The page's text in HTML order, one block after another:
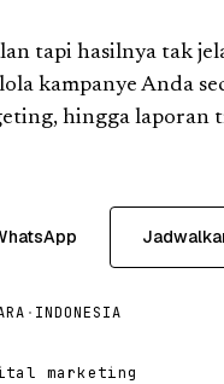
tapi hasilnya tak
kampanye Anda
hingga laporan
· INDONESIA
marketing